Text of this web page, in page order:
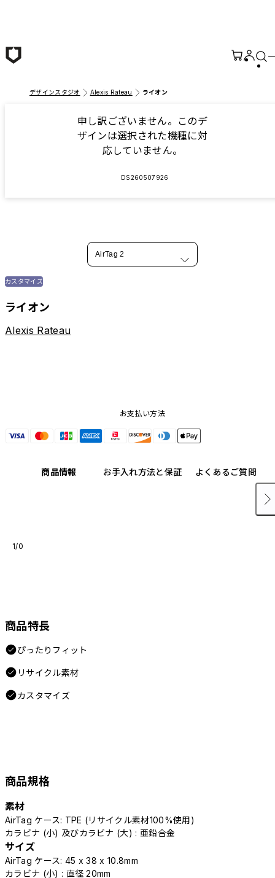
デザインスタジオ Alexis Rateau ライオン
申し訳ございません。このデ
ザインは選択された機種に対
応していません。
DS260507926
AirTag 2
カスタマイズ
ライオン
Alexis Rateau
お支払い方法
商品情報 お手入れ方法と保証 よくあるご質問
1/0
商品特長
ぴったりフィット
リサイクル素材
カスタマイズ
商品規格
素材
AirTag ケース: TPE (リサイクル素材100%使用)
カラビナ (小) 及びカラビナ (大) : 亜鉛合金
サイズ
AirTag ケース: 45 x 38 x 10.8mm
カラビナ (小) : 直径 20mm